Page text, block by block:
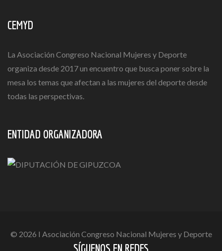
CEMYD
La Asociación Congreso Nacional Mujeres y Deporte
organiza desde 2017 un encuentro que busca poner sobre la
mesa los temas que afectan a las mujeres del deporte desde
todas las perspectivas.
ENTIDAD ORGANIZADORA
© 2026 I Asociación Congreso Nacional Mujeres y Deporte
SÍGUENOS EN REDES